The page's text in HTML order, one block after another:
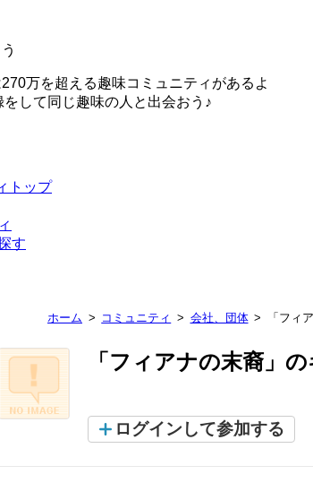
万を超える趣味コミュニティがあるよ
して同じ趣味の人と出会おう♪
トップ
す
ホーム コミュニティ 会社、団体 「フィ
「フィアナの末裔」
ログインして参加する